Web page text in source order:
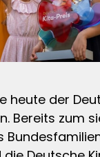
heute der
Bereits zum